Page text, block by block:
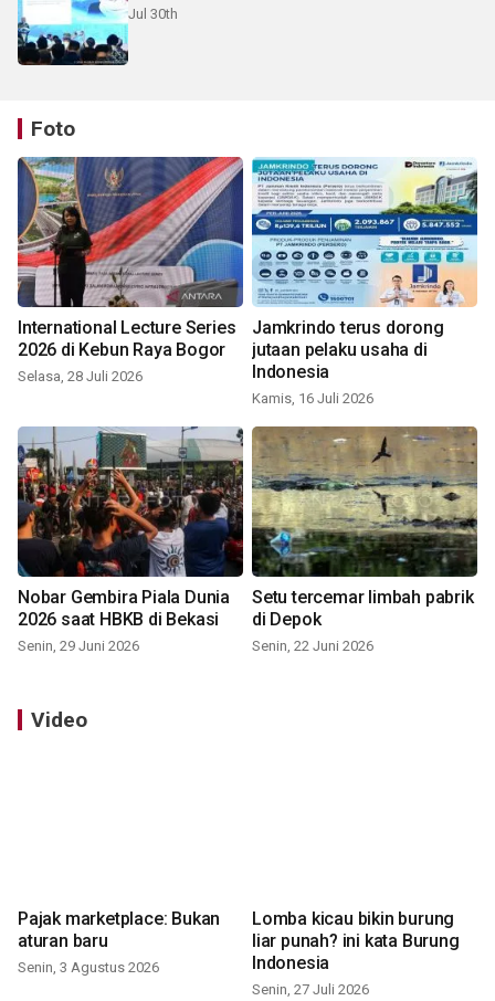
Jul 30th
Foto
International Lecture Series
2026 di Kebun Raya Bogor
Selasa, 28 Juli 2026
Jamkrindo terus dorong
jutaan pelaku usaha di
Indonesia
Kamis, 16 Juli 2026
Nobar Gembira Piala Dunia
2026 saat HBKB di Bekasi
Senin, 29 Juni 2026
Setu tercemar limbah pabrik
di Depok
Senin, 22 Juni 2026
Video
Pajak marketplace: Bukan
aturan baru
Senin, 3 Agustus 2026
Lomba kicau bikin burung
liar punah? ini kata Burung
Indonesia
Senin, 27 Juli 2026